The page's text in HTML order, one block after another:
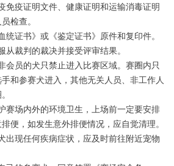
免疫证明文件、健康证明和运输消毒证明
检查。
统证书》或《鉴定证书》原件和复印件。
从裁判的裁决并接受评审结果。
会员的犬只禁止进入比赛区域。 赛圈内只
和参赛犬进入，其他无关人员、非工作人
赛场内外的环境卫生，上场前一定要安排
便，如发生意外排便情况，应自觉清理。
出现任何疾病症状，应及时前往附近宠物